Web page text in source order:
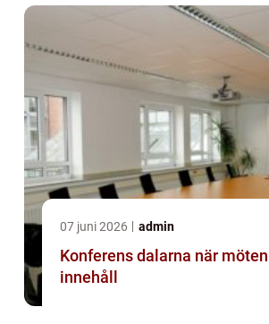
07 juni 2026 admin
Konferens dalarna när möten får mer
innehåll